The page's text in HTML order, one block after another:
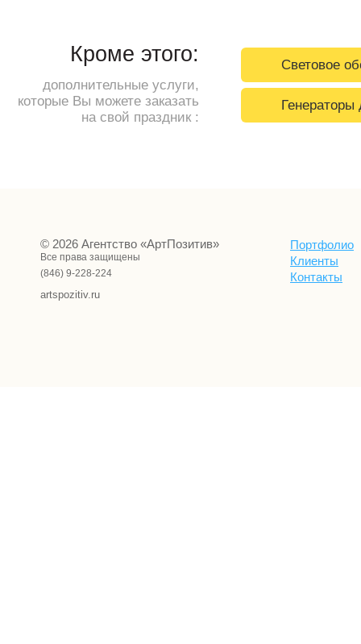
Кроме этого:
дополнительные услуги,
которые Вы можете заказать
на свой праздник :
Световое
© 2026 Агентство «АртПозитив»
Все права защищены
(846) 9-228-224
artspozitiv.ru
Портфолио
Клиенты
Контакты